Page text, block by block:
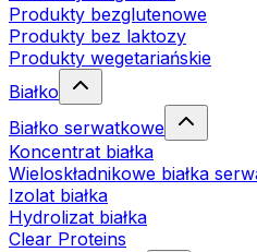
Produkty bezglutenowe
Produkty bez laktozy
Produkty wegetariańskie
Białko
Białko serwatkowe
Koncentrat białka
Wieloskładnikowe białka
Izolat białka
Hydrolizat białka
Clear Proteins